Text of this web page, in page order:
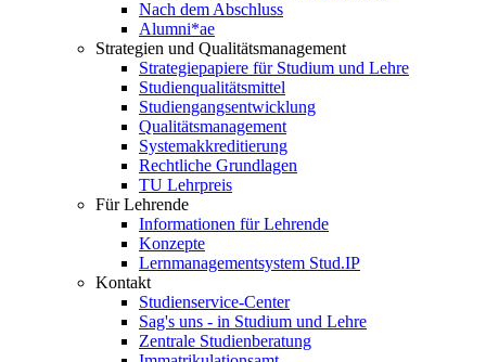
Nach dem Abschluss
Alumni*ae
Strategien und Qualitätsmanagement
Strategiepapiere für Studium und Lehre
Studienqualitätsmittel
Studiengangsentwicklung
Qualitätsmanagement
Systemakkreditierung
Rechtliche Grundlagen
TU Lehrpreis
Für Lehrende
Informationen für Lehrende
Konzepte
Lernmanagementsystem Stud.IP
Kontakt
Studienservice-Center
Sag's uns - in Studium und Lehre
Zentrale Studienberatung